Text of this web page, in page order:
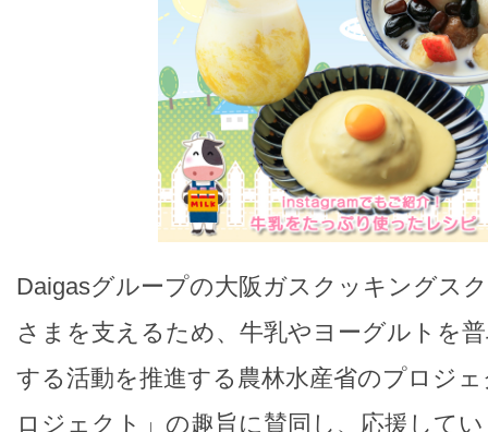
Daigasグループの大阪ガスクッキングス
さまを支えるため、牛乳やヨーグルトを
する活動を推進する農林水産省のプロジ
ロジェクト」の趣旨に賛同し、応援して